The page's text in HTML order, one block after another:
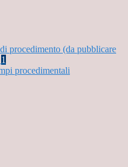
procedimento (da pubblicare
1
procedimentali